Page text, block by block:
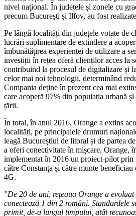
nivel național. În județele și zonele cu
precum București și Ilfov, au fost
Pe lângă localități din județele votate de
lucrări suplimentare de extindere a
îmbunătățirea experienței de utilizare a
investiții în rețea oferă clienților acces la
contribuind la procesul de digitalizare și
celor mai noi tehnologii, determinând
Compania deține în prezent cea mai
care acoperă 97% din populația urbană
țării.
În total, în anul 2016, Orange a extins
localități, pe principalele drumuri
leagă Bucureștiul de litoral și de partea
a oferi conectivitate în mișcare, Orange,
implementat în 2016 un proiect-pilot
către Constanța și către munte
4G.
”De 20 de ani, rețeaua Orange a
conectează 1 din 2 români. Standardele
primit, de-a lungul timpului, atât